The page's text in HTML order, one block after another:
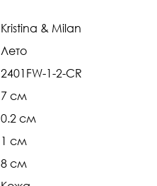
Kristina & Milan
Лето
2401FW-1-2-CR
7 см
0.2 см
1 см
8 см